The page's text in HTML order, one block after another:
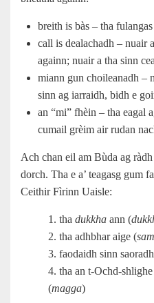
breith is bàs – tha
call is dealachadh – nuair
againn; nuair a tha sinn
miann gun choileanadh –
sinn ag iarraidh, bidh e
an “mi” fhèin – tha eagal
cumail grèim air rudan
Ach chan eil am Bùda ag
dorch. Tha e a’ teagasg gum
Ceithir Fìrinn Uaisle:
1. tha dukkha ann (
2. tha adhbhar aige (
3. faodaidh sinn
4. tha an t-Ochd-
(magga)